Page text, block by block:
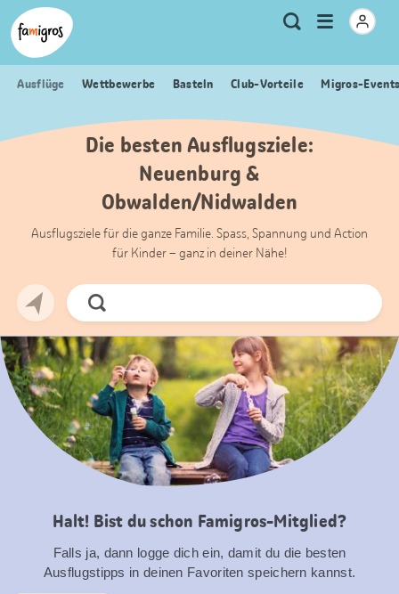
Sprungmarken
Navigation
Header
Logo
Meta
Navigation
Suche
Menu
öffnen
Ausflüge Wettbewerbe Basteln Club-Vorteile Migros-
Die besten Ausflugsziele:
Neuenburg &
Obwalden/Nidwalden
Ausflugsziele für die ganze Familie. Spass, Spannung und Action
für Kinder – ganz in deiner Nähe!
Jetzt
Suchen
Halt! Bist du schon Famigros-Mitglied?
Falls ja, dann logge dich ein, damit du die besten
Ausflugstipps in deinen Favoriten speichern kannst.